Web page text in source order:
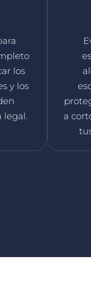
los
y los
legal.
a